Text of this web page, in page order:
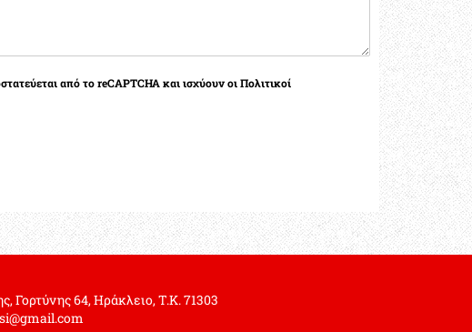
από το reCAPTCHA και ισχύουν οι Πολιτικοί
Γορτύνης 64, Ηράκλειο, Τ.Κ. 71303